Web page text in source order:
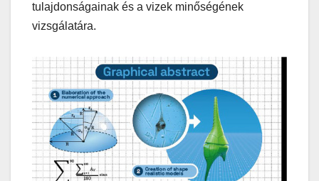
tulajdonságainak és a vizek minőségének
vizsgálatára.